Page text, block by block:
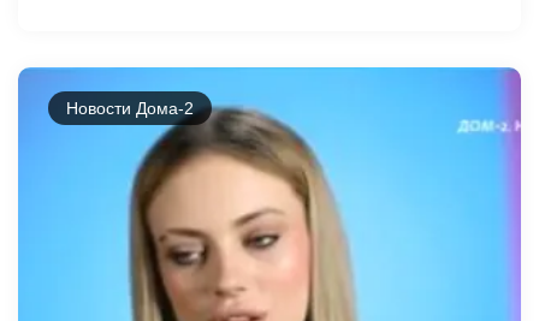
Новости Дома-2